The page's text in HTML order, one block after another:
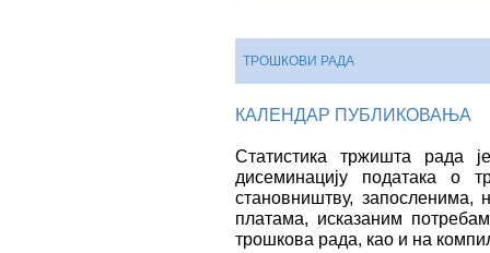
ТРОШКОВИ РАДА
КАЛЕНДАР ПУБЛИКОВАЊА
Статистика тржишта рада
дисеминацију података о
становништву, запосленима,
платама, исказаним
трошкова рада, као и на